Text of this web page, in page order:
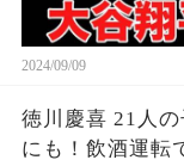
2024/09/09
徳川慶喜 21人
にも！飲酒運転